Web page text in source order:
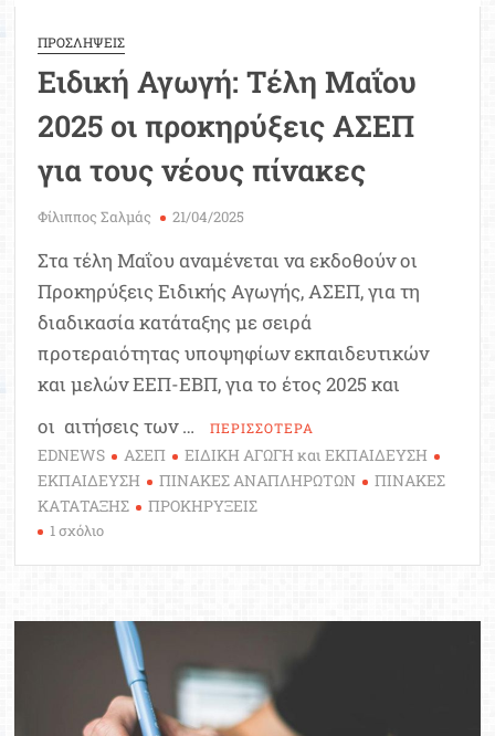
ΠΡΟΣΛΗΨΕΙΣ
Ειδική Αγωγή: Τέλη Μαΐου
2025 οι προκηρύξεις ΑΣΕΠ
για τους νέους πίνακες
Φίλιππος Σαλμάς 21/04/2025
Στα τέλη Μαΐου αναμένεται να εκδοθούν οι
Προκηρύξεις Ειδικής Αγωγής, ΑΣΕΠ, για τη
διαδικασία κατάταξης με σειρά
προτεραιότητας υποψηφίων εκπαιδευτικών
και μελών ΕΕΠ-ΕΒΠ, για το έτος 2025 και
οι αιτήσεις των …
ΠΕΡΙΣΣΟΤΕΡΑ
EDNEWS ΑΣΕΠ
ΕΙΔΙΚΗ ΑΓΩΓΗ και ΕΚΠΑΙΔΕΥΣΗ
ΕΚΠΑΙΔΕΥΣΗ
ΠΙΝΑΚΕΣ ΑΝΑΠΛΗΡΩΤΩΝ
ΠΙΝΑΚΕΣ
ΚΑΤΑΤΑΞΗΣ
ΠΡΟΚΗΡΥΞΕΙΣ
1 σχόλιοστο
Μαΐου
2025
προκηρύξεις
ΑΣΕΠ